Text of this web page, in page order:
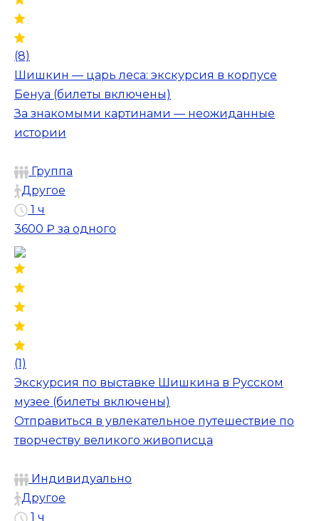
(8)
Шишкин — царь леса: экскурсия в корпусе
Бенуа (билеты включены)
За знакомыми картинами — неожиданные
истории
Группа
Другое
1 ч
3600 ₽ за одного
(1)
Экскурсия по выставке Шишкина в Русском
музее (билеты включены)
Отправиться в увлекательное путешествие по
творчеству великого живописца
Индивидуально
Другое
1 ч